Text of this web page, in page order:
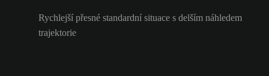
Rychlejší přesné standardní situace s delším náhledem
trajektorie